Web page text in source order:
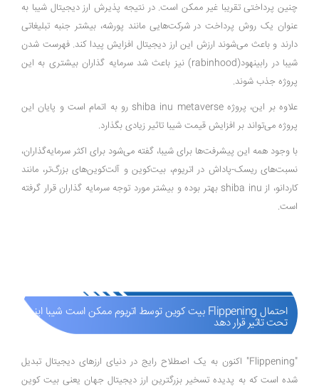
چنین پرداختی تقریبا غیر ممکن است. در نتیجه پذیرش ارز دیجیتال شیبا به
عنوان یک روش پرداخت در شرکت‌هایی مانند پورشه، بیشتر جنبه تبلیغاتی
دارند و باعث می‌شوند ارزش این ارز دیجیتال افزایش پیدا کند. فهرست شدن
شیبا در رابینهود(rabinhood) نیز باعث شد سرمایه گذاران بیشتری به این
پروژه جذب شوند.
علاوه بر این، پروژه shiba inu metaverse رو به اتمام است و پایان این
پروژه می‌تواند بر افزایش قیمت شیبا تاثیر زیادی بگذارد.
با وجود همه این پیشرفت‌ها برای شیبا، گفته می‌شود برای اکثر سرمایه‌گذاران،
نسبت‌های ریسک-پاداش در اتریوم، بیت‌کوین و آلت‌کوین‌های بزرگ‌تر، مانند
کاردانو، از shiba inu بهتر بوده و بیشتر مورد توجه سرمایه گذاران قرار گرفته
است.
احتمال Flippening بیت کوین توسط اتریوم ممکن است شیبا اینو را
تحت تاثیر قرار دهد
"Flippening" اکنون به یک اصطلاح رایج در دنیای ارزهای دیجیتال تبدیل
شده است که به پدیده تسخیر بزرگترین ارز دیجیتال جهان یعنی بیت کوین